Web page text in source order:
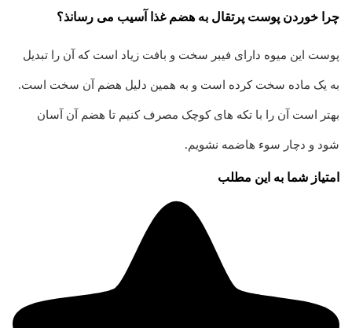
چرا خوردن پوست پرتقال به هضم غذا آسیب می رسانذ؟
پوست این میوه دارای فیبر سخت و بافت زیاد است که آن را تبدیل
به یک ماده سخت کرده است و به همین دلیل هضم آن سخت است.
بهتر است آن را با تکه های کوچک مصرف کنیم تا هضم آن آسان
شود و دچار سوء هاضمه نشویم.
امتیاز شما به این مطلب